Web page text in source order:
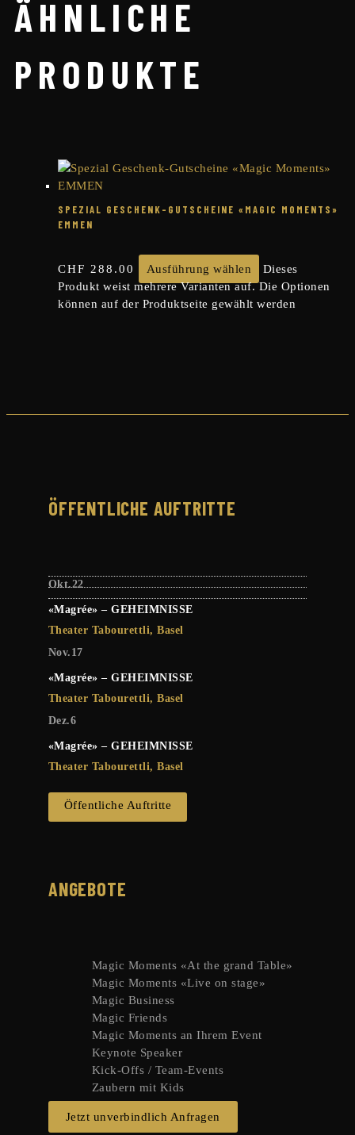
ÄHNLICHE
PRODUKTE
SPEZIAL GESCHENK-GUTSCHEINE «MAGIC MOMENTS»
EMMEN
CHF 288.00 Ausführung wählen
Dieses
Produkt weist mehrere Varianten auf. Die Optionen
können auf der Produktseite gewählt werden
ÖFFENTLICHE AUFTRITTE
Okt.22
«Magrée» – GEHEIMNISSE
Theater Tabourettli, Basel
Nov. 17
«Magrée» – GEHEIMNISSE
Theater Tabourettli, Basel
Dez.6
«Magrée» – GEHEIMNISSE
Theater Tabourettli, Basel
Öffentliche Auftritte
ANGEBOTE
Magic Moments «At the grand Table»
Magic Moments «Live on stage»
Magic Business
Magic Friends
Magic Moments an Ihrem Event
Keynote Speaker
Kick-Offs / Team-Events
Zaubern mit Kids
Jetzt unverbindlich Anfragen